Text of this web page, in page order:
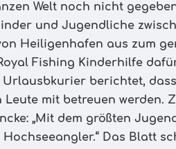
Welt noch nicht
und Jugendliche
Heiligenhafen aus zum
Fishing Kinderhilfe
berichtet,
mit betreuen werden.
„Mit dem größten
Das Blatt